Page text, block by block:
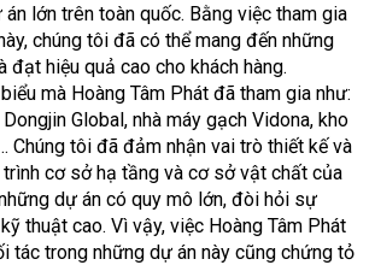
lớn trên toàn quốc. Bằng việc tham gia
chúng tôi đã có thể mang đến những
đạt hiệu quả cao cho khách hàng.
mà Hoàng Tâm Phát đã tham gia như:
Global, nhà máy gạch Vidona, kho
Chúng tôi đã đảm nhận vai trò thiết kế và
cơ sở hạ tầng và cơ sở vật chất của
dự án có quy mô lớn, đòi hỏi sự
thuật cao. Vì vậy, việc Hoàng Tâm Phát
tác trong những dự án này cũng chứng tỏ